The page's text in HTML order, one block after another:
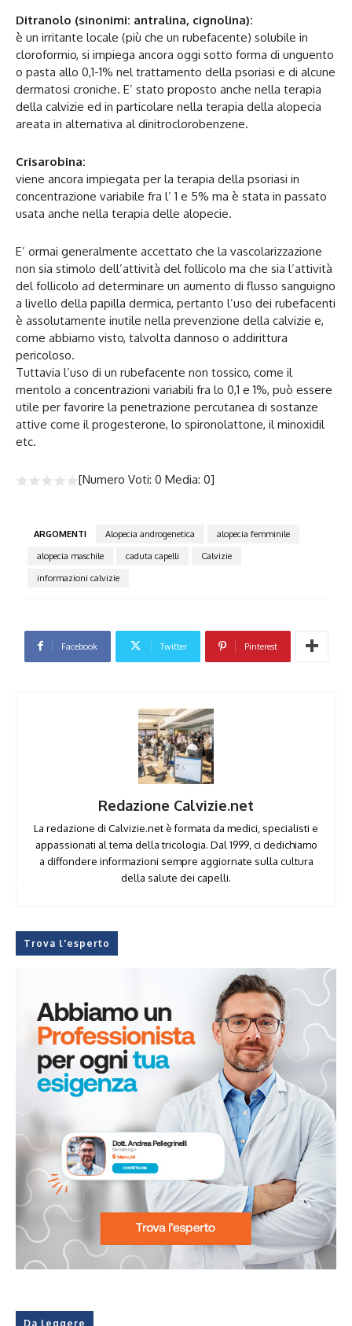
Ditranolo (sinonimi: antralina, cignolina):
è un irritante locale (più che un rubefacente) solubile in
cloroformio, si impiega ancora oggi sotto forma di unguento
o pasta allo 0,1-1% nel trattamento della psoriasi e di alcune
dermatosi croniche. E’ stato proposto anche nella terapia
della calvizie ed in particolare nella terapia della alopecia
areata in alternativa al dinitroclorobenzene.
Crisarobina:
viene ancora impiegata per la terapia della psoriasi in
concentrazione variabile fra l’ 1 e 5% ma è stata in passato
usata anche nella terapia delle alopecie.
E’ ormai generalmente accettato che la vascolarizzazione
non sia stimolo dell’attività del follicolo ma che sia l’attività
del follicolo ad determinare un aumento di flusso sanguigno
a livello della papilla dermica, pertanto l’uso dei rubefacenti
è assolutamente inutile nella prevenzione della calvizie e,
come abbiamo visto, talvolta dannoso o addirittura
pericoloso.
Tuttavia l’uso di un rubefacente non tossico, come il
mentolo a concentrazioni variabili fra lo 0,1 e 1%, può essere
utile per favorire la penetrazione percutanea di sostanze
attive come il progesterone, lo spironolattone, il minoxidil
etc.
[Numero Voti: 0 Media: 0]
ARGOMENTI Alopecia androgenetica
alopecia femminile
alopecia maschile
caduta capelli
Calvizie
informazioni calvizie
Facebook Twitter Pinterest
Redazione Calvizie.net
La redazione di Calvizie.net è formata da medici, specialisti e
appassionati al tema della tricologia. Dal 1999, ci dedichiamo
a diffondere informazioni sempre aggiornate sulla cultura
della salute dei capelli.
Trova l'esperto
Da leggere